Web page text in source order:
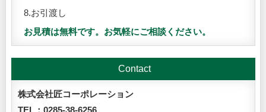
8.お引渡し
お見積は無料です。お気軽にご相談ください。
Contact
株式会社匠コーポレーション